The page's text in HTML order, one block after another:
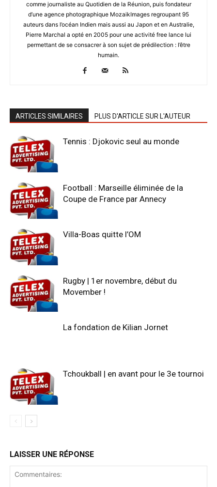
comme journaliste au Quotidien de la Réunion, puis fondateur
d’une agence photographique MozaikImages regroupant 95
auteurs dans l’océan Indien mais aussi au Japon et en Australie,
Pierre Marchal a opté en 2005 pour une activité free lance lui
permettant de se consacrer à son sujet de prédilection : l’être
humain.
ARTICLES SIMILAIRES PLUS D'ARTICLE SUR L'AUTEUR
Tennis : Djokovic seul au monde
Football : Marseille éliminée de la
Coupe de France par Annecy
Villa-Boas quitte l’OM
Rugby | 1er novembre, début du
Movember !
La fondation de Kilian Jornet
Tchoukball | en avant pour le 3e tournoi
LAISSER UNE RÉPONSE